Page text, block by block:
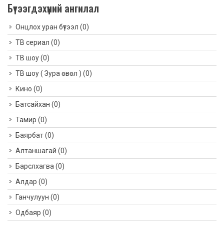
Бүтээгдэхүүний ангилал
Онцлох уран бүтээл (0)
ТВ сериал (0)
ТВ шоу(0)
ТВ шоу ( Зура өвөл ) (0)
Кино (0)
Батсайхан (0)
Тамир (0)
Баярбат(0)
Алтаншагай (0)
Барслхагва(0)
Алдар (0)
Ганчулуун (0)
Одбаяр (0)